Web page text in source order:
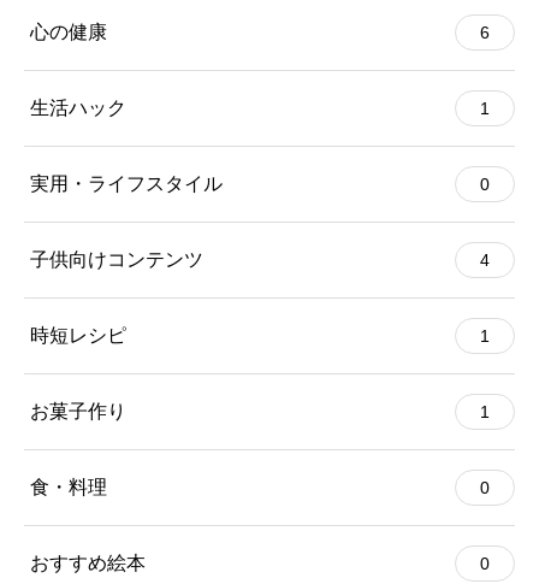
心の健康 6
生活ハック 1
実用・ライフスタイル 0
子供向けコンテンツ 4
時短レシピ 1
お菓子作り 1
食・料理 0
おすすめ絵本 0